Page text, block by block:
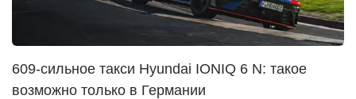
609-сильное такси Hyundai IONIQ 6 N: такое
возможно только в Германии